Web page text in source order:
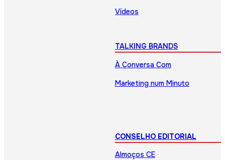
Vídeos
TALKING BRANDS
À Conversa Com
Marketing num Minuto
CONSELHO EDITORIAL
Almoços CE